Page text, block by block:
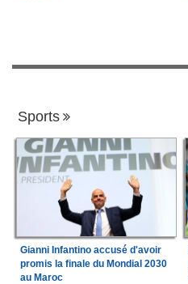
Sports
Gianni Infantino accusé d'avoir
promis la finale du Mondial 2030
au Maroc